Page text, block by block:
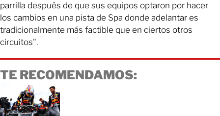
parrilla después de que sus equipos optaron por hacer
los cambios en una pista de Spa donde adelantar es
tradicionalmente más factible que en ciertos otros
circuitos".
TE RECOMENDAMOS: